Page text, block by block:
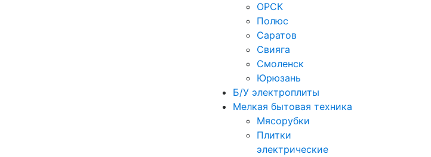
ОРСК
Полюс
Саратов
Свияга
Смоленск
Юрюзань
Б/У электроплиты
Мелкая бытовая техника
Мясорубки
Плитки
электрические